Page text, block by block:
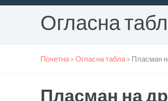
Огласна
Почетна » Огласна табла » Пласман
Пласман на